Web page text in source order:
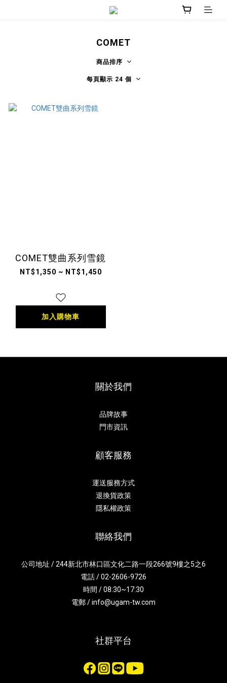
COMET
商品排序
每頁顯示 24 個
COMET雙曲系列雪鏡
NT$1,350 ~ NT$1,450
加入購物車
關於我們
品牌故事
門市資訊
顧客服務
運送服務方式
退換貨政策
隱私權政策
聯絡我們
公司地址 / 244新北市林口區文化二路一段266號9樓之5之6
電話 / 02-2606-9726
時間 / 08:30~17:30
電郵 / info@ugam-tw.com
社群平台